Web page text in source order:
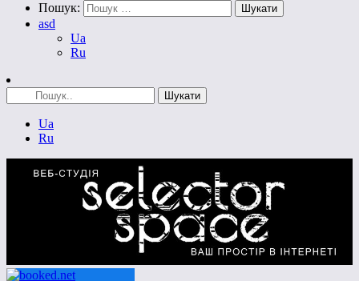
Пошук:
asd
Ua
Ru
Ua
Ru